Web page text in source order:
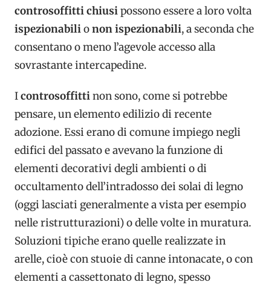
controsoffitti chiusipossono essere a loro volta
ispezionabilionon ispezionabili, a seconda che
consentano o meno l’agevole accesso alla
sovrastante intercapedine.
Icontrosoffittinon sono, come si potrebbe
pensare, un elemento edilizio di recente
adozione. Essi erano di comune impiego negli
edifici del passato e avevano la funzione di
elementi decorativi degli ambienti o di
occultamento dell’intradosso dei solai di legno
(oggi lasciati generalmente a vista per esempio
nelle ristrutturazioni) o delle volte in muratura.
Soluzioni tipiche erano quelle realizzate in
arelle, cioè con stuoie di canne intonacate, o con
elementi a cassettonato di legno, spesso